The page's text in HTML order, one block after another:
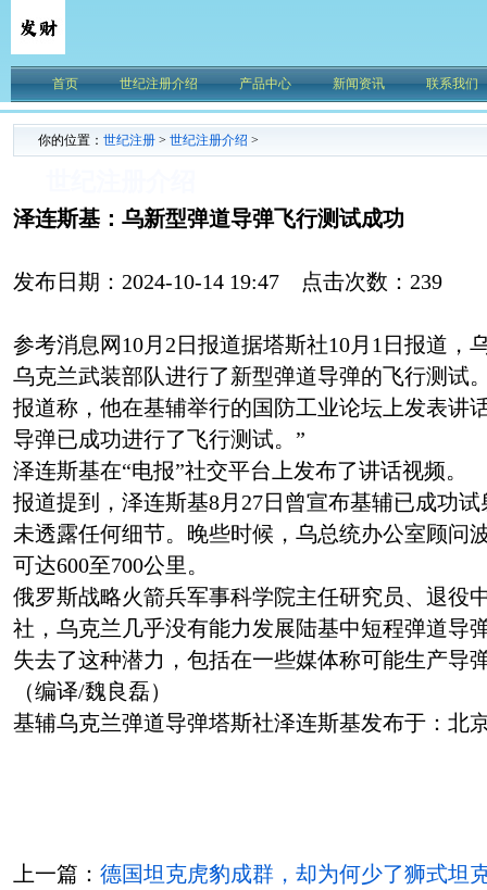
首页 世纪注册介绍 产品中心 新闻资讯 联系我们
你的位置： 世纪注册 > 世纪注册介绍 >
泽连斯基：乌新型弹道导弹飞行测试成功
发布日期：2024-10-14 19:47 点击次数：239
参考消息网10月2日报道据塔斯社10月1日报道，
乌克兰武装部队进行了新型弹道导弹的飞行测试
报道称，他在基辅举行的国防工业论坛上发表讲
导弹已成功进行了飞行测试。”
泽连斯基在“电报”社交平台上发布了讲话视频。
报道提到，泽连斯基8月27日曾宣布基辅已成功
未透露任何细节。晚些时候，乌总统办公室顾问
可达600至700公里。
俄罗斯战略火箭兵军事科学院主任研究员、退役
社，乌克兰几乎没有能力发展陆基中短程弹道导
失去了这种潜力，包括在一些媒体称可能生产导
（编译/魏良磊）
基辅乌克兰弹道导弹塔斯社泽连斯基发布于：北
上一篇： 德国坦克虎豹成群，却为何少了狮式坦